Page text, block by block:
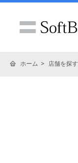
ホーム 店舗を探す